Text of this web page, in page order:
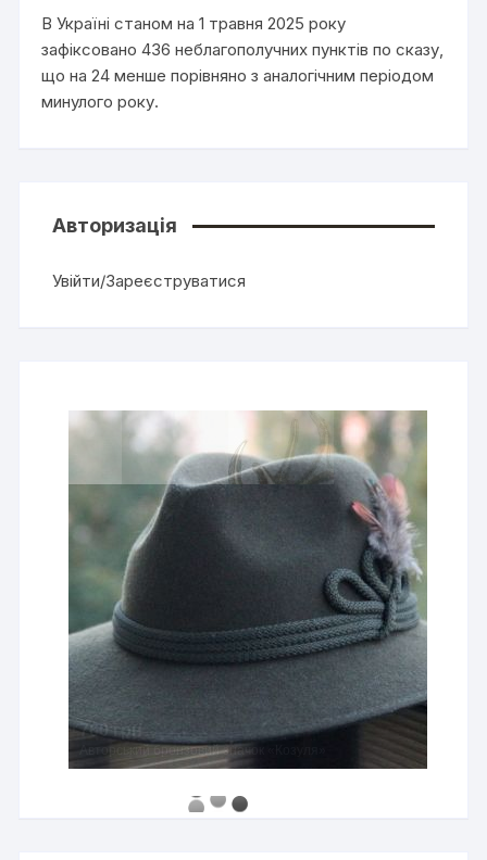
В Україні станом на 1 травня 2025 року
зафіксовано 436 неблагополучних пунктів по сказу,
що на 24 менше порівняно з аналогічним періодом
минулого року.
Авторизація
Увійти/Зареєструватися
760 грн
Авторський бронзовий значок «Козуля»